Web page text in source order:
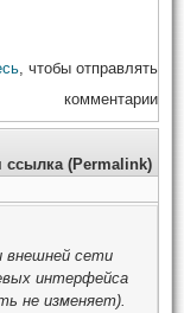
, чтобы отправлять
комментарии
ссылка (Permalink)
внешней сети
интерфейса
не изменяет).